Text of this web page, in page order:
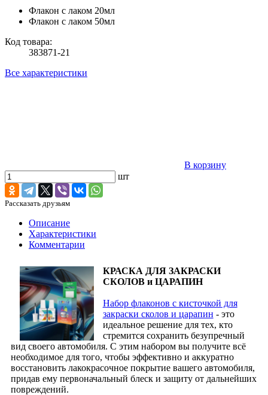
Флакон с лаком 20мл
Флакон с лаком 50мл
Код товара:
383871-21
Все характеристики
В корзину
шт
Рассказать друзьям
Описание
Характеристики
Комментарии
КРАСКА ДЛЯ ЗАКРАСКИ
СКОЛОВ и ЦАРАПИН
Набор флаконов с кисточкой для
закраски сколов и царапин - это
идеальное решение для тех, кто
стремится сохранить безупречный
вид своего автомобиля. С этим набором вы получите всё
необходимое для того, чтобы эффективно и аккуратно
восстановить лакокрасочное покрытие вашего автомобиля,
придав ему первоначальный блеск и защиту от дальнейших
повреждений.